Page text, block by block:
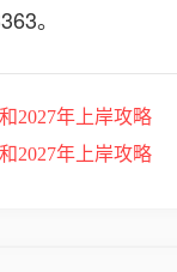
。
2027年上岸攻略
2027年上岸攻略